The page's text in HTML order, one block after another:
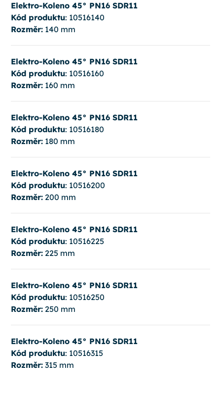
Elektro-Koleno 45° PN16 SDR11
Kód produktu: 10516140
Rozměr:140 mm
Elektro-Koleno 45° PN16 SDR11
Kód produktu: 10516160
Rozměr:160 mm
Elektro-Koleno 45° PN16 SDR11
Kód produktu: 10516180
Rozměr:180 mm
Elektro-Koleno 45° PN16 SDR11
Kód produktu: 10516200
Rozměr:200 mm
Elektro-Koleno 45° PN16 SDR11
Kód produktu: 10516225
Rozměr:225 mm
Elektro-Koleno 45° PN16 SDR11
Kód produktu: 10516250
Rozměr:250 mm
Elektro-Koleno 45° PN16 SDR11
Kód produktu: 10516315
Rozměr:315 mm